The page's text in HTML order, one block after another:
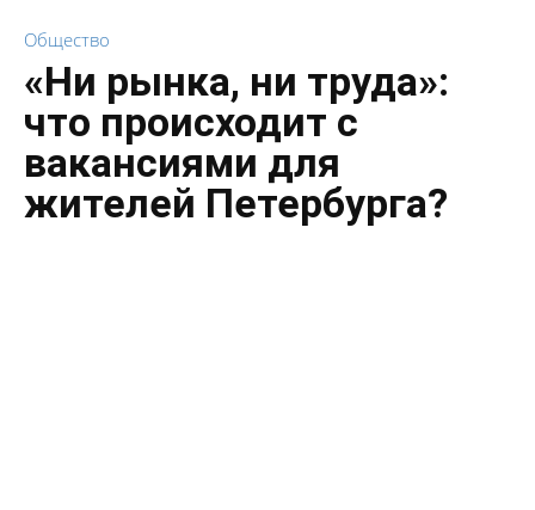
Общество
«Ни рынка, ни труда»:
что происходит с
вакансиями для
жителей Петербурга?